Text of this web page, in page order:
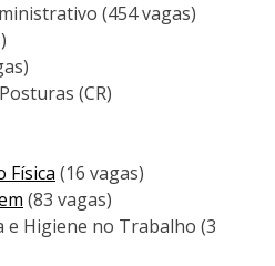
(454 vagas)
(CR)
Física (16 vagas)
(83 vagas)
e Higiene no Trabalho (3